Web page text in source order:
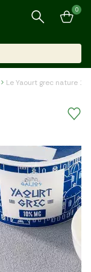
0
Le Yaourt grec nature